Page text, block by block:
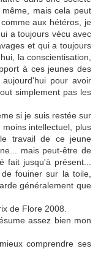
mais cela peut
aux hétéros, je
a toujours vécu avec
et qui a toujours
la conscientisation,
à ces jeunes des
pour avoir
simplement pas les
si je suis restée sur
intellectuel, plus
travail de ce jeune
mais peut-être de
fait jusqu'à présent...
fouiner sur la toile,
généralement que
de Flore 2008.
assez bien mon
comprendre ses